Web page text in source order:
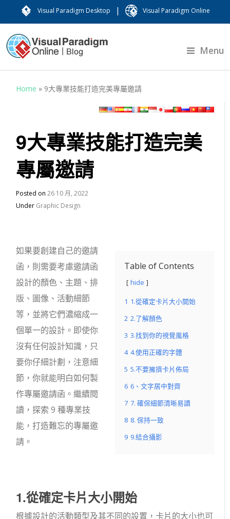
Visual Paradigm Desktop | Visual Paradigm Online
Menu
Home » 9大專業技能打造完美專屬邀請
9大專業技能打造完美
專屬邀請
Posted on26 10 月, 2022
Under Graphic Design
Table of Contents
hide
1 1.從確定卡片大小開始
2 2.了解顏色
3 3.找到你的視覺風格
4 4.使用正確的字體
5 5.不要擁擠卡片佈局
6 6、文字居中對齊
7 7. 確保細節清晰易讀
8 8. 保持一致
9 9.結合攝影
如果要創建自己的邀請
函，則需要考慮邀請函
設計的顏色、主題、排
版、圖像、活動細節
等，並將它們濃縮成一
個單一的設計。即使你
沒有任何設計知識，只
要你仔細計劃，注意細
節，你就能明白如何製
作專屬邀請函。繼續閱
讀，探索 9 種專業技
能，打造難忘的專屬邀
請。
1.從確定卡片大小開始
根據設計的活動類型及其不同的設置，卡片的大小也可